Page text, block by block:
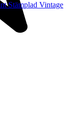
Stämplad Vintage